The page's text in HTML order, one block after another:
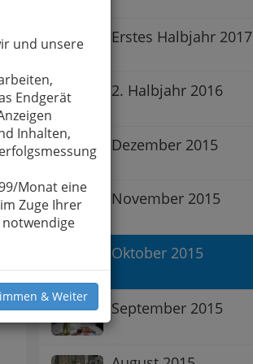
und unsere
Endgerät
Inhalten,
Monat eine
Zuge Ihrer
& Weiter
Erstes Halbjahr 2017
2. Halbjahr 2016
Dezember 2015
November 2015
Oktober 2015
September 2015